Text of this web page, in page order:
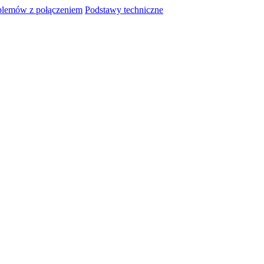
z połączeniem Podstawy techniczne